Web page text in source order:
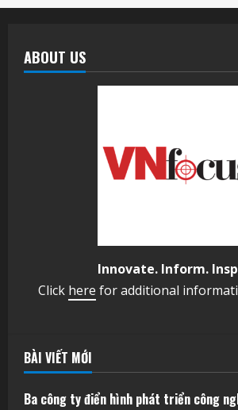
ABOUT US
Innovate. Inform.
Click here for additional
BÀI VIẾT MỚI
Ba công ty điển hình phát triển công